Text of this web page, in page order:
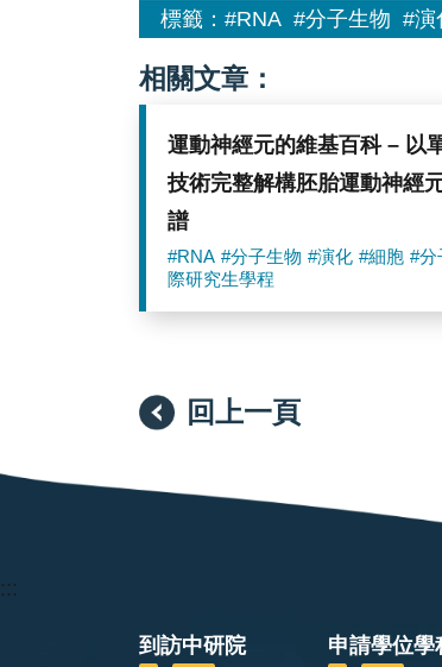
標籤：#RNA #分子生物 #演
相關文章：
運動神經元的維基百科 – 以
技術完整解構胚胎運動神經
譜
#RNA #分子生物 #演化 #細胞 #分
際研究生學程
回上一頁
:::
到訪中研院 申請學位學